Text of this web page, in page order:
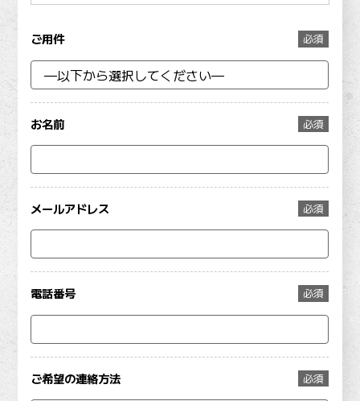
ご用件 必須
お名前 必須
メールアドレス 必須
電話番号 必須
ご希望の連絡方法 必須